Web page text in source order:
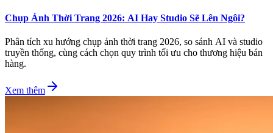
Chụp Ảnh Thời Trang 2026: AI Hay Studio Sẽ Lên Ngôi?
Phân tích xu hướng chụp ảnh thời trang 2026, so sánh AI và studio
truyền thống, cùng cách chọn quy trình tối ưu cho thương hiệu bán
hàng.
Xem thêm